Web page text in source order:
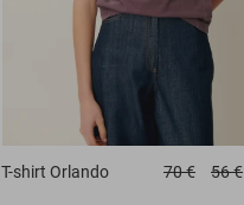
T-shirt Orlando 70 € 56 €